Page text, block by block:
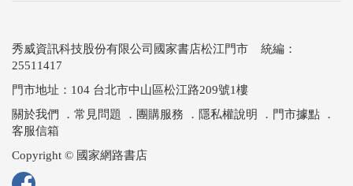
秀威資訊科技股份有限公司國家書店松江門市 統編：
25511417
門市地址：104 台北市中山區松江路209號1樓
關於我們
． 常見問題 ． 團購服務 ． 隱私權說明 ． 門市據點 ．
客服信箱
Copyright © 國家網路書店